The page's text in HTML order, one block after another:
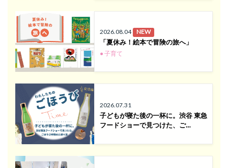
2026.08.04 NEW
「夏休み！絵本で冒険の旅へ」
● 子育て
2026.07.31
子どもが寝た後の一杯に。渋谷 東急
フードショーで見つけた、ご…